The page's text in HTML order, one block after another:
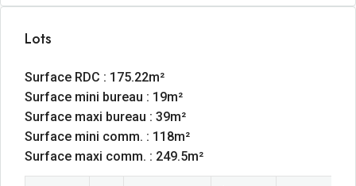
Lots
Surface RDC : 175.22m²
Surface mini bureau : 19m²
Surface maxi bureau : 39m²
Surface mini comm. : 118m²
Surface maxi comm. : 249.5m²